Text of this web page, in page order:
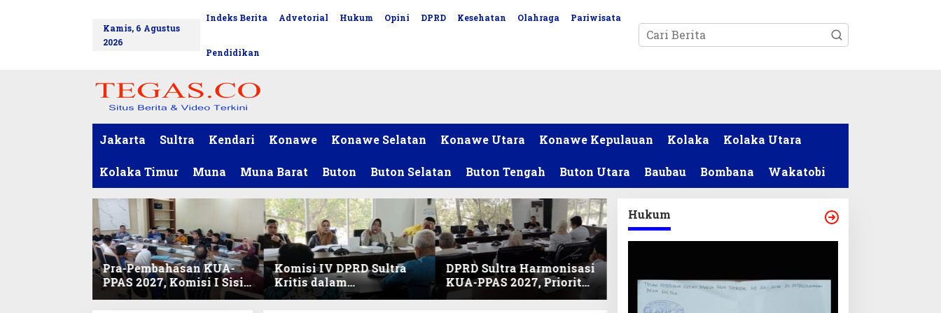
Kamis, 6 Agustus
2026
Indeks Berita Advetorial Hukum Opini DPRD Kesehatan Olahraga Pariwisata
Pendidikan
Jakarta Sultra Kendari Konawe Konawe Selatan Konawe Utara Konawe Kepulauan Kolaka Kolaka Utara
Kolaka Timur Muna Muna Barat Buton Buton Selatan Buton Tengah Buton Utara Baubau Bombana Wakatobi
Pra-Pembahasan KUA-
PPAS 2027, Komisi I Sisir
Program Prioritas
Komisi IV DPRD Sultra
Kritis dalam
Harmonisasi KUA-PPAS
DPRD Sultra Harmonisasi
KUA-PPAS 2027, Prioritas
Pendidikan, Kebudayaan,
Hukum